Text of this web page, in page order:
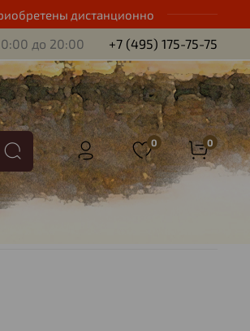
дистанционно
до 20:00 +7 (495) 175-75-75
0 0